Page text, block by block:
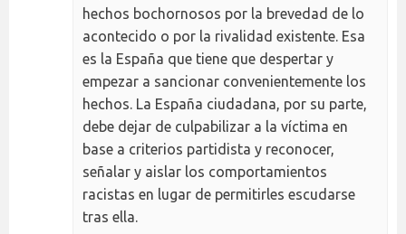
hechos bochornosos por la brevedad de lo
acontecido o por la rivalidad existente. Esa
es la España que tiene que despertar y
empezar a sancionar convenientemente los
hechos. La España ciudadana, por su parte,
debe dejar de culpabilizar a la víctima en
base a criterios partidista y reconocer,
señalar y aislar los comportamientos
racistas en lugar de permitirles escudarse
tras ella.